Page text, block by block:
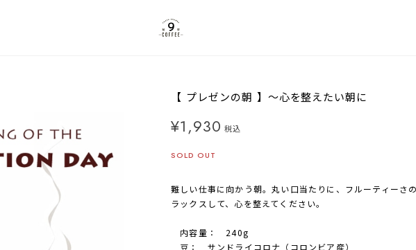
【 プレゼンの朝 】～心を整えたい朝に
¥1,930 税込
SOLD OUT
難しい仕事に向かう朝。丸い口当たりに、フルーティーさ
ラックスして、心を整えてください。
内容量： 240g
豆： サンドライコロナ（コロンビア産）